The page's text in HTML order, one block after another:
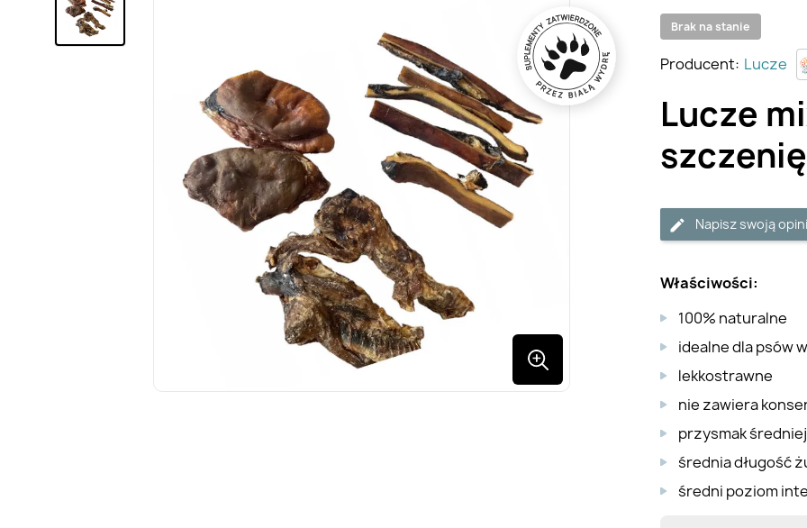
Brak na stanie
Lucze
Producent: Lucze
Napisz swoją
Właściwości:
100% naturalne
idealne dla psów
lekkostrawne
nie zawiera
przysmak
średnia długość
średni poziom